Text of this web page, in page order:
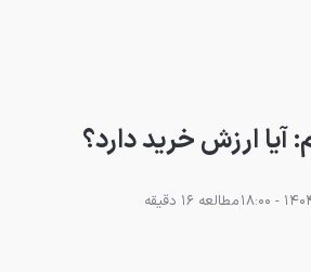
مطالعه 16 دقیقه